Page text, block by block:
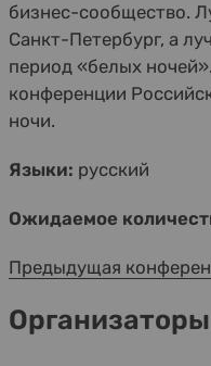
бизнес-сообщество.
Санкт-Петербург, а
период «белых
конференции
ночи.
Языки: русский
Ожидаемое
Предыдущая
Организаторы